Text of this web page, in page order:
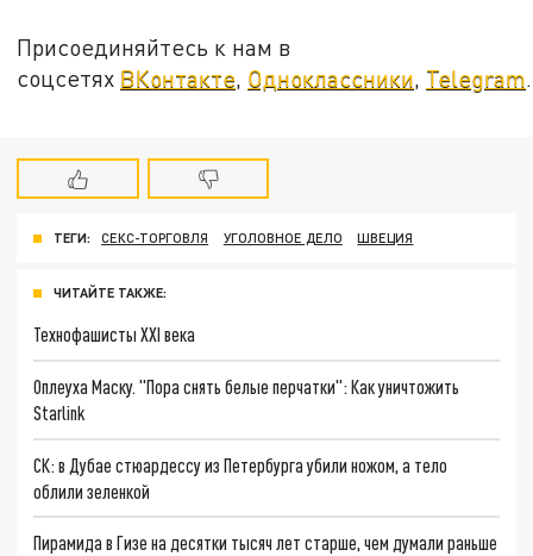
Присоединяйтесь к нам в
соцсетях ВКонтакте, Одноклассники, Telegram.
ТЕГИ: СЕКС-ТОРГОВЛЯ УГОЛОВНОЕ ДЕЛО ШВЕЦИЯ
ЧИТАЙТЕ ТАКЖЕ:
Технофашисты XXI века
Оплеуха Маску. "Пора снять белые перчатки": Как уничтожить
Starlink
СК: в Дубае cтюардессу из Петербурга убили ножом, а тело
облили зеленкой
Пирамида в Гизе на десятки тысяч лет старше, чем думали раньше